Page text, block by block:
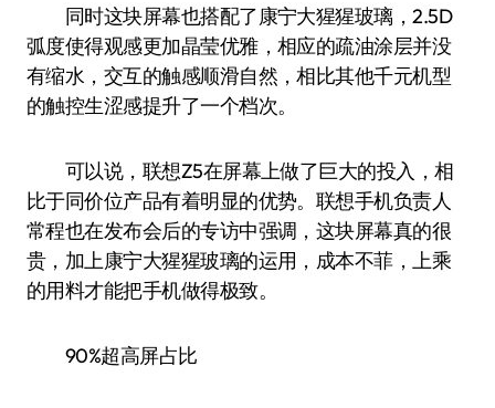
同时这块屏幕也搭配了康宁大猩猩玻璃，2.5D
弧度使得观感更加晶莹优雅，相应的疏油涂层并没
有缩水，交互的触感顺滑自然，相比其他千元机型
的触控生涩感提升了一个档次。
可以说，联想Z5在屏幕上做了巨大的投入，相
比于同价位产品有着明显的优势。联想手机负责人
常程也在发布会后的专访中强调，这块屏幕真的很
贵，加上康宁大猩猩玻璃的运用，成本不菲，上乘
的用料才能把手机做得极致。
90%超高屏占比